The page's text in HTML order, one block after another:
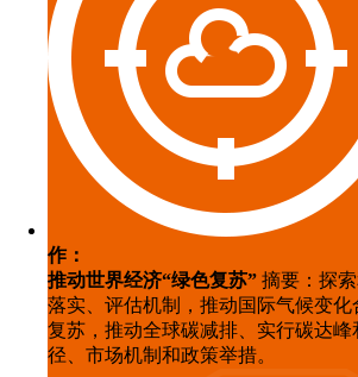
作：
推动世界经济“绿色复苏” 摘要：探
落实、评估机制，推动国际气候变
复苏，推动全球碳减排、实行碳达峰
径、市场机制和政策举措。